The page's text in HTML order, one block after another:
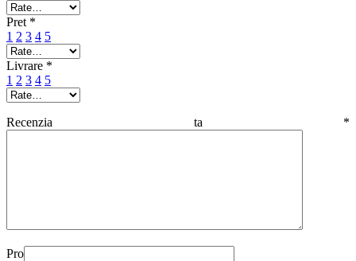
Pret *
1 2 3 4 5
Livrare *
1 2 3 4 5
Recenzia ta *
Pro